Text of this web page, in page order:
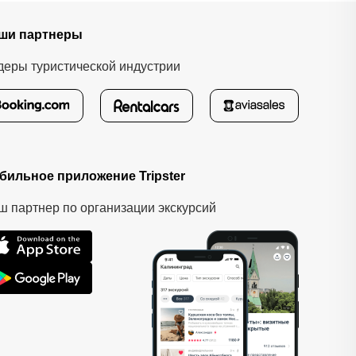
партнеры
туристической индустрии
приложение Tripster
партнер по организации экскурсий